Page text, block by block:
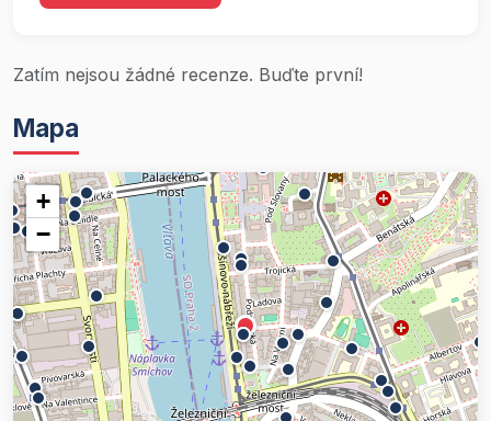
Zatím nejsou žádné recenze. Buďte první!
Mapa
+
−